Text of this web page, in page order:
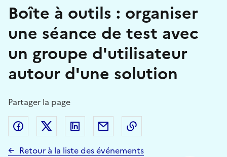
Boîte à outils : organiser
une séance de test avec
un groupe d'utilisateur
autour d'une solution
Partager la page
Partager sur Facebook
Partager sur Twitter (X)
Partager sur Linkedin
Partager par email
Retour à la liste des événements